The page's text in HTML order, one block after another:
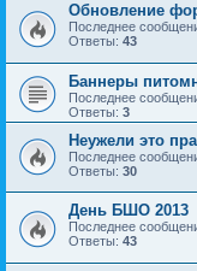
Обновление
Последнее
Ответы: 43
Баннеры
Последнее
Ответы: 3
Неужели это
Последнее
Ответы: 30
День БШО 2013
Последнее
Ответы: 43